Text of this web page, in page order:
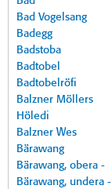
Bad Vogelsang
Badegg
Badstoba
Badtobel
Badtobelröfi
Balzner Möllers
Höledi
Balzner Wes
Bärawang
Bärawang, obera -
Bärawang, undera -